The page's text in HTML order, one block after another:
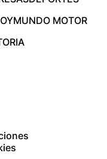
MUNDO MOTOR